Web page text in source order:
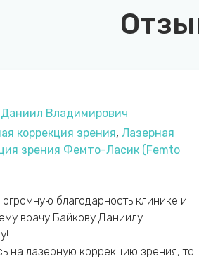
Даниил Владимирович
коррекция зрения, Лазерная
зрения Фемто-Ласик (Femto
благодарность клинике и
врачу Байкову Даниилу
на лазерную коррекцию зрения, то